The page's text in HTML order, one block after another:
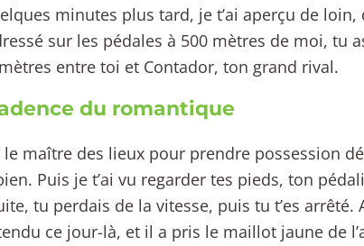
minutes plus tard, je t’ai aperçu de loin,
sur les pédales à 500 mètres de moi, tu
entre toi et Contador, ton grand rival.
du romantique
le maître des lieux pour prendre possession
Puis je t’ai vu regarder tes pieds, ton
tu perdais de la vitesse, puis tu t’es arrêté.
ce jour-là, et il a pris le maillot jaune de